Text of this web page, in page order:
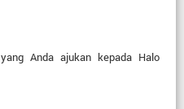
Anda ajukan kepada Halo